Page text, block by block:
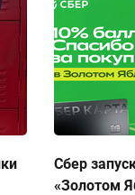
Сбер
«Золотом